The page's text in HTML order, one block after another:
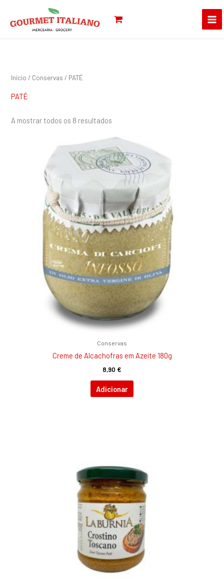
content
Início / Conservas / PATÉ
PATÉ
A mostrar todos os 8 resultados
Conservas
Creme de Alcachofras em Azeite 180g
8,90 €
Adicionar